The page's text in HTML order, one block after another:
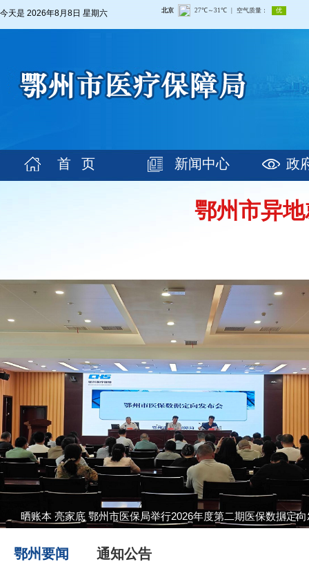
今天是 2026年8月8日 星期六
首 页 新闻中心 政
鄂州市异
1 2
晒账本 亮家底 鄂州市医保局举行2026年度第二期医保数据定
鄂州要闻 通知公告